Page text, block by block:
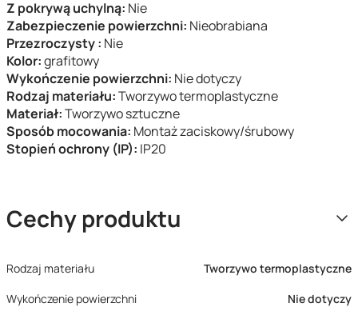
Z pokrywą uchylną: Nie
Zabezpieczenie powierzchni: Nieobrabiana
Przezroczysty : Nie
Kolor:grafitowy
Wykończenie powierzchni: Nie dotyczy
Rodzaj materiału:Tworzywo termoplastyczne
Materiał:Tworzywo sztuczne
Sposób mocowania: Montaż zaciskowy/śrubowy
Stopień ochrony (IP): IP20
Cechy produktu
Rodzaj materiału
Tworzywo termoplastyczne
Wykończenie powierzchni
Nie dotyczy